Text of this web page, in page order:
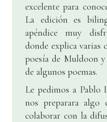
excelente para
La edición es
apéndice muy
donde explica varias
poesía de Muldoon y
de algunos poemas.
Le pedimos a Pablo
nos preparara algo
colaborar con la